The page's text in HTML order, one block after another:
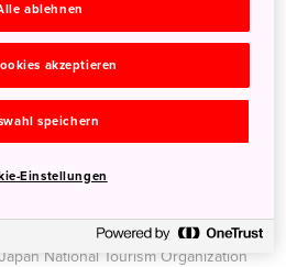
launcht
National Tourism Organization
ablehnen
akzeptieren
speichern
Einstellungen